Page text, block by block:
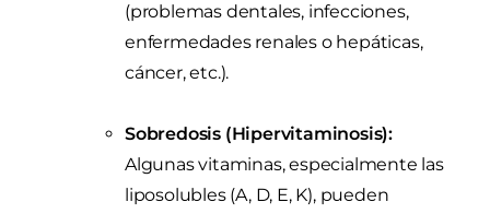
(problemas dentales, infecciones,
enfermedades renales o hepáticas,
cáncer, etc.).
Sobredosis (Hipervitaminosis):
Algunas vitaminas, especialmente las
liposolubles (A, D, E, K), pueden